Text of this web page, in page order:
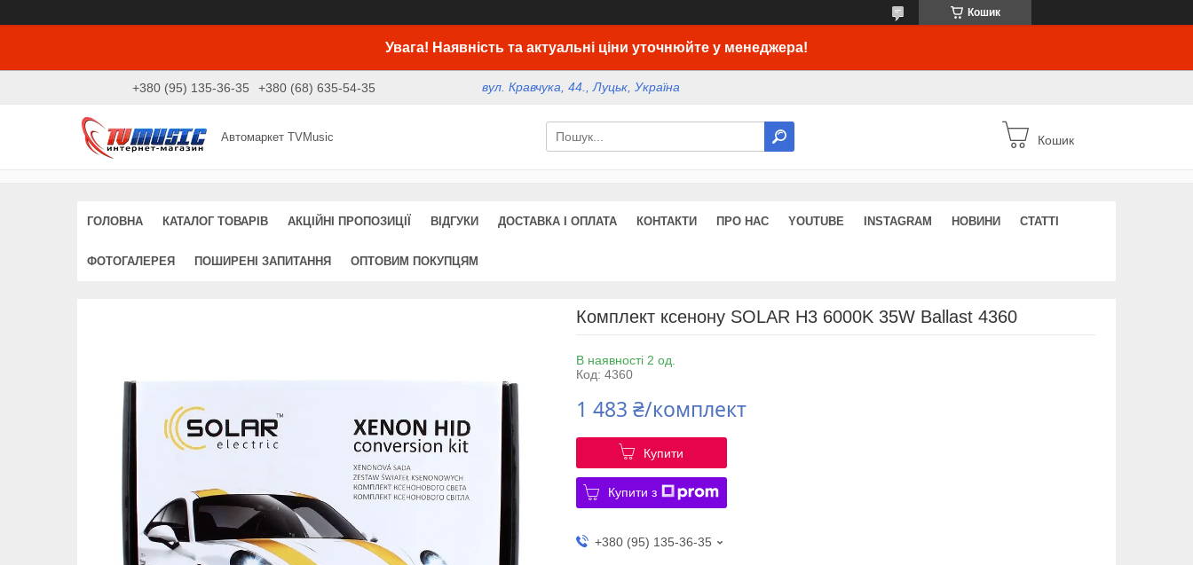
Кошик
Увага! Наявність та актуальні ціни уточнюйте у менеджера!
+380 (95) 135-36-35 +380 (68) 635-54-35 вул. Кравчука, 44., Луцьк, Україна
Автомаркет TVMusic Кошик
ГОЛОВНА КАТАЛОГ ТОВАРІВ АКЦІЙНІ ПРОПОЗИЦІЇ ВІДГУКИ ДОСТАВКА І ОПЛАТА КОНТАКТИ ПРО НАС YOUTUBE INSTAGRAM НОВИНИ СТАТТІ
ФОТОГАЛЕРЕЯ ПОШИРЕНІ ЗАПИТАННЯ ОПТОВИМ ПОКУПЦЯМ
Комплект ксенону SOLAR H3 6000K 35W Ballast 4360
В наявності 2 од.
Код: 4360
1 483 ₴/комплект
Купити
Купити з
+380 (95) 135-36-35